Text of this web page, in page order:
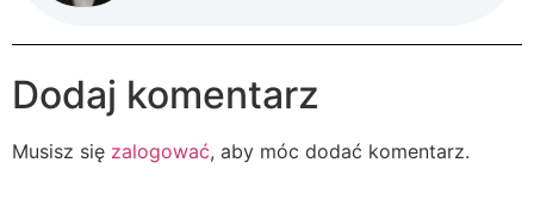
Dodaj komentarz
Musisz się zalogować, aby móc dodać komentarz.